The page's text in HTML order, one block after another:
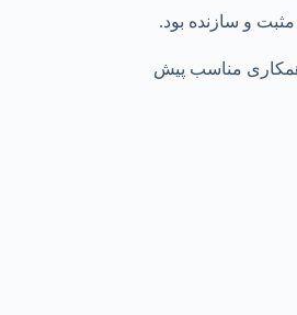
و سازنده بود.
همکاری مناسب پیش